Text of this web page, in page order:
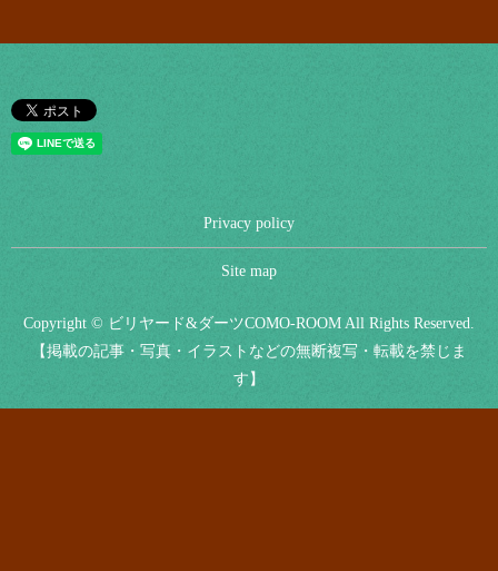
Privacy policy
Site map
Copyright © ビリヤード&ダーツCOMO-ROOM All Rights Reserved.
【掲載の記事・写真・イラストなどの無断複写・転載を禁じま
す】